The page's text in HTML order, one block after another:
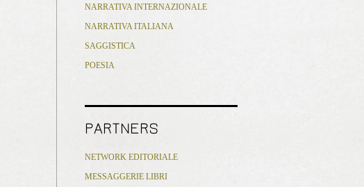
NARRATIVA INTERNAZIONALE
NARRATIVA ITALIANA
SAGGISTICA
POESIA
PARTNERS
NETWORK EDITORIALE
MESSAGGERIE LIBRI